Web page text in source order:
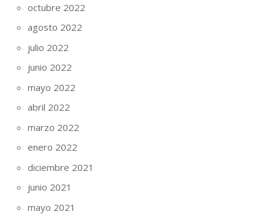
octubre 2022
agosto 2022
julio 2022
junio 2022
mayo 2022
abril 2022
marzo 2022
enero 2022
diciembre 2021
junio 2021
mayo 2021